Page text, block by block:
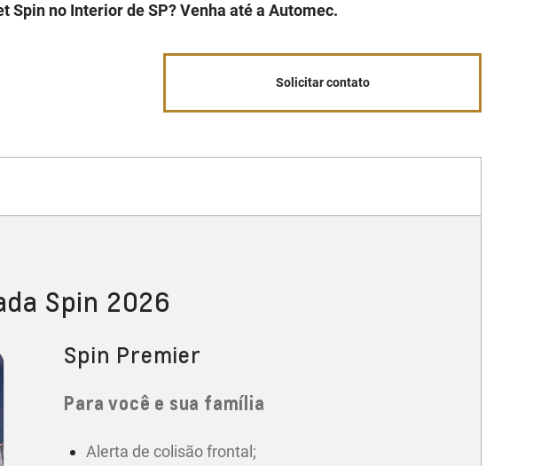
Spin no Interior de SP? Venha até a Automec.
Solicitar contato
Spin 2026
Spin Premier
Para você e sua família
Alerta de colisão frontal;